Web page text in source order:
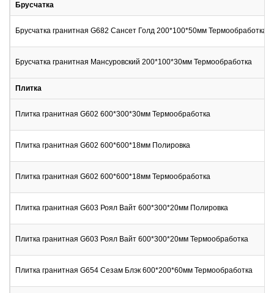
Брусчатка
Брусчатка гранитная G682 Сансет Голд 200*100*50мм Термообработка
Брусчатка гранитная Мансуровский 200*100*30мм Термообработка
Плитка
Плитка гранитная G602 600*300*30мм Термообработка
Плитка гранитная G602 600*600*18мм Полировка
Плитка гранитная G602 600*600*18мм Термообработка
Плитка гранитная G603 Роял Вайт 600*300*20мм Полировка
Плитка гранитная G603 Роял Вайт 600*300*20мм Термообработка
Плитка гранитная G654 Сезам Блэк 600*200*60мм Термообработка